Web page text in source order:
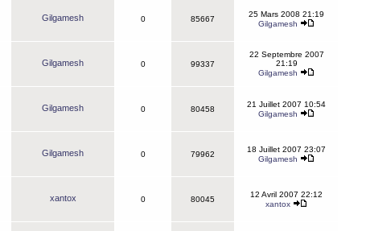
Gilgamesh 0 85667
25 Mars 2008 21:19
Gilgamesh
Gilgamesh 0 99337
22 Septembre 2007
21:19
Gilgamesh
Gilgamesh 0 80458
21 Juillet 2007 10:54
Gilgamesh
Gilgamesh 0 79962
18 Juillet 2007 23:07
Gilgamesh
xantox 0 80045
12 Avril 2007 22:12
xantox